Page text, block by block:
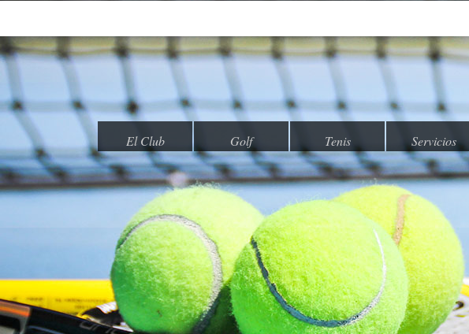
El Club Golf Tenis Servicios